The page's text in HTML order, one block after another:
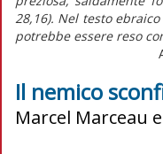
28,16). Nel testo
potrebbe essere reso
Il nemico
Marcel Marceau